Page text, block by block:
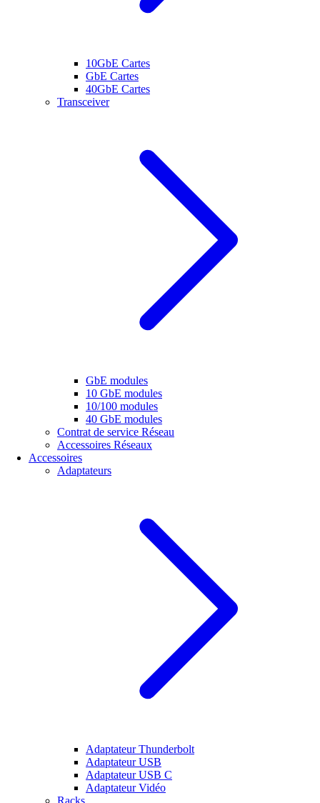
10GbE Cartes
GbE Cartes
40GbE Cartes
Transceiver
GbE modules
10 GbE modules
10/100 modules
40 GbE modules
Contrat de service Réseau
Accessoires Réseaux
Accessoires
Adaptateurs
Adaptateur Thunderbolt
Adaptateur USB
Adaptateur USB C
Adaptateur Vidéo
Racks